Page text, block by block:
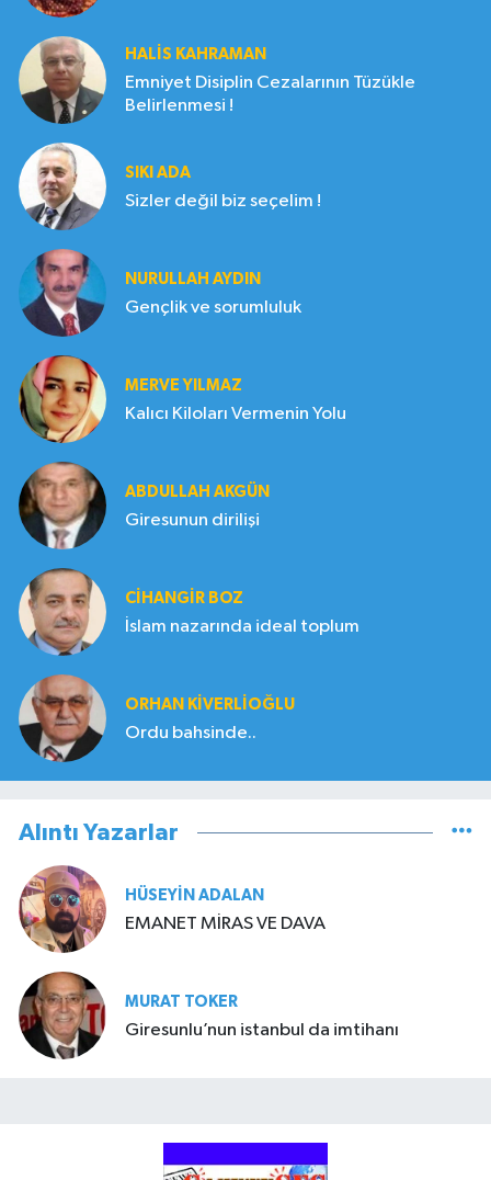
HALIS KAHRAMAN
Emniyet Disiplin Cezalarının Tüzükle
Belirlenmesi !
SIKI ADA
Sizler değil biz seçelim !
NURULLAH AYDIN
Gençlik ve sorumluluk
MERVE YILMAZ
Kalıcı Kiloları Vermenin Yolu
ABDULLAH AKGÜN
Giresunun dirilişi
CIHANGIR BOZ
İslam nazarında ideal toplum
ORHAN KIVERLIOĞLU
Ordu bahsinde..
Alıntı Yazarlar
HÜSEYIN ADALAN
EMANET MİRAS VE DAVA
MURAT TOKER
Giresunlu’nun istanbul da imtihanı